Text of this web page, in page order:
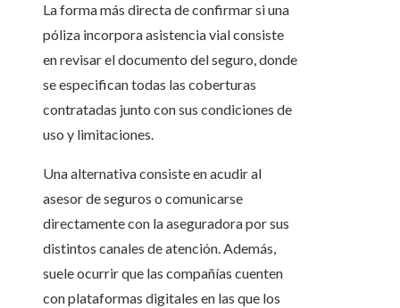
La forma más directa de confirmar si una
póliza incorpora asistencia vial consiste
en revisar el documento del seguro, donde
se especifican todas las coberturas
contratadas junto con sus condiciones de
uso y limitaciones.
Una alternativa consiste en acudir al
asesor de seguros o comunicarse
directamente con la aseguradora por sus
distintos canales de atención. Además,
suele ocurrir que las compañías cuenten
con plataformas digitales en las que los